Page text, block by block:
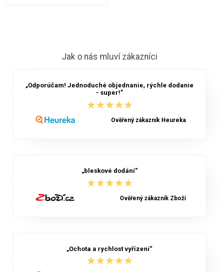
Jak o nás mluví zákazníci
„Odporúčam! Jednoduché objednanie, rýchle dodanie
- super!“
★★★★★
★★★★★
Ověřený zákazník Heureka
„bleskové dodání“
★★★★★
★★★★★
Ověřený zákazník Zboží
„Ochota a rychlost vyřízení“
★★★★★
★★★★★